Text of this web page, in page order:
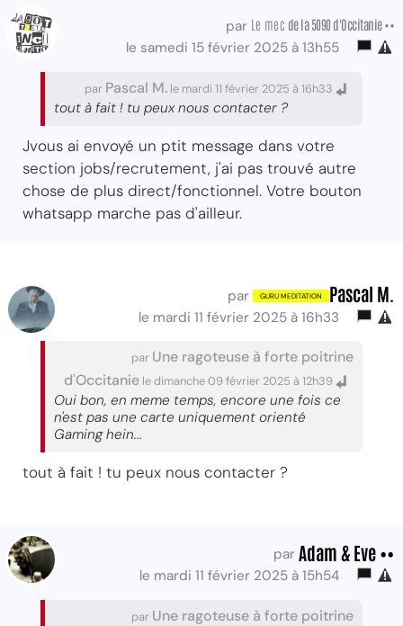
par Le mec de la 5090 d'Occitanie ••
le samedi 15 février 2025 à 13h55
par Pascal M. le mardi 11 février 2025 à 16h33
tout à fait ! tu peux nous contacter ?
Jvous ai envoyé un ptit message dans votre
section jobs/recrutement, j'ai pas trouvé autre
chose de plus direct/fonctionnel. Votre bouton
whatsapp marche pas d'ailleur.
par Pascal M.
le mardi 11 février 2025 à 16h33
par Une ragoteuse à forte poitrine
d'Occitanie le dimanche 09 février 2025 à 12h39
Oui bon, en meme temps, encore une fois ce
n'est pas une carte uniquement orienté
Gaming hein...
tout à fait ! tu peux nous contacter ?
par Adam & Eve ••
le mardi 11 février 2025 à 15h54
par Une ragoteuse à forte poitrine